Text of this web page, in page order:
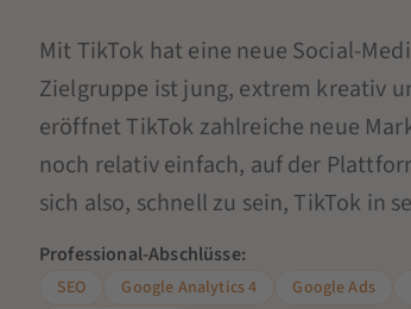
Mit TikTok hat eine neue Social-
Zielgruppe ist jung, extrem kreativ
eröffnet TikTok zahlreiche neue
noch relativ einfach, auf der
sich also, schnell zu sein, TikTok in
Professional-Abschlüsse:
SEO Google Analytics 4 Google Ads